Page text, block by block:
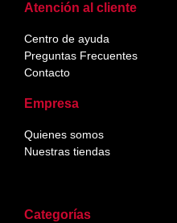
Categorías
Atención al cliente
Centro de ayuda
Preguntas Frecuentes
Contacto
Empresa
Quienes somos
Nuestras tiendas